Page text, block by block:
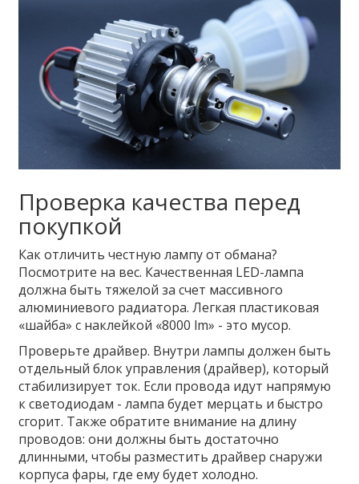
Проверка качества перед
покупкой
Как отличить честную лампу от обмана?
Посмотрите на вес. Качественная LED-лампа
должна быть тяжелой за счет массивного
алюминиевого радиатора. Легкая пластиковая
«шайба» с наклейкой «8000 lm» - это мусор.
Проверьте драйвер. Внутри лампы должен быть
отдельный блок управления (драйвер), который
стабилизирует ток. Если провода идут напрямую
к светодиодам - лампа будет мерцать и быстро
сгорит. Также обратите внимание на длину
проводов: они должны быть достаточно
длинными, чтобы разместить драйвер снаружи
корпуса фары, где ему будет холодно.